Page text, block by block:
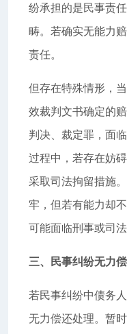
纷承担的是民事责
畴。若确实无能力
责任。
但存在特殊情形，
效裁判文书确定的
判决、裁定罪，面
过程中，若存在妨
采取司法拘留措施
牢，但若有能力却
可能面临刑事或司法
三、民事纠纷无力
若民事纠纷中债务
无力偿还处理。暂